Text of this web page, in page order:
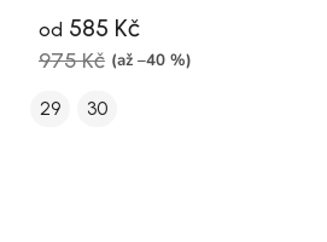
od 585 Kč
975 Kč (až –40 %)
29 30